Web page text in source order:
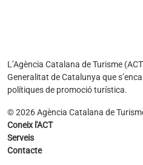
L’Agència Catalana de Turisme
Generalitat de Catalunya que
polítiques de promoció turística.
© 2026 Agència Catalana de
Coneix l'ACT
Serveis
Contacte